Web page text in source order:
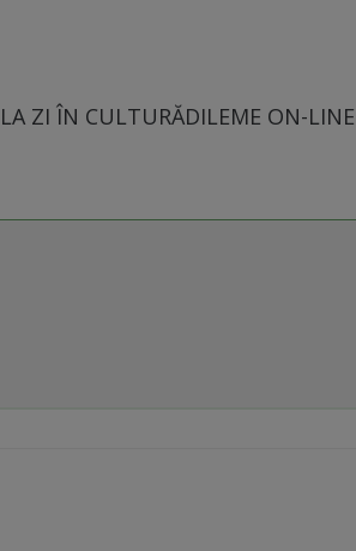
LA ZI ÎN CULTURĂDILEME ON-LINE